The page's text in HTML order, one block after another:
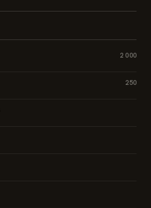
2 000
250